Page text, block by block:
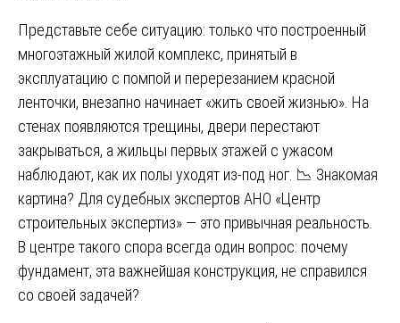
Представьте себе ситуацию: только что построенный
многоэтажный жилой комплекс, принятый в
эксплуатацию с помпой и перерезанием красной
ленточки, внезапно начинает «жить своей жизнью». На
стенах появляются трещины, двери перестают
закрываться, а жильцы первых этажей с ужасом
наблюдают, как их полы уходят из-под ног. 📉 Знакомая
картина? Для судебных экспертов АНО «Центр
строительных экспертиз» — это привычная реальность.
В центре такого спора всегда один вопрос: почему
фундамент, эта важнейшая конструкция, не справился
со своей задачей?